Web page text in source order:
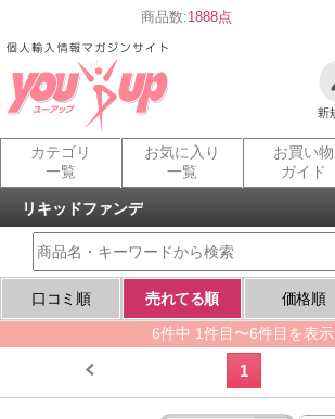
商品数:1888点
カテゴリ
一覧
お気に入り
一覧
お買い物
ガイド
リキッドファンデ
口コミ順 売れてる順 価格順
6件中 1件目〜6件目を表示
1